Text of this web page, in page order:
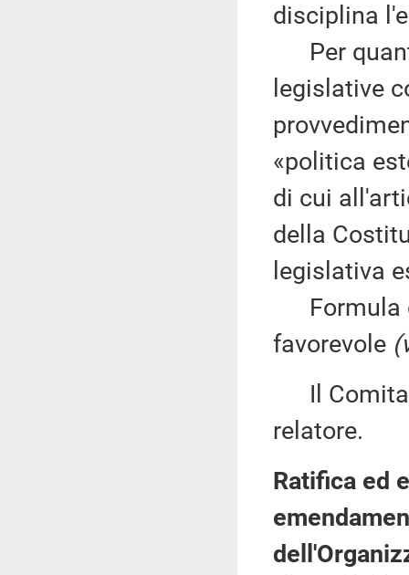
disciplina
Per
legislative
«politica
di cui
della
legislativa
Formula
favorevole
Il
relatore.
Ratifica ed